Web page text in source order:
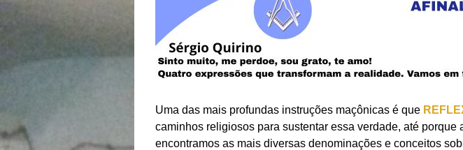
Uma das mais profundas instruções maçônicas é que
caminhos religiosos para sustentar essa verdade, até
encontramos as mais diversas denominações e conceitos